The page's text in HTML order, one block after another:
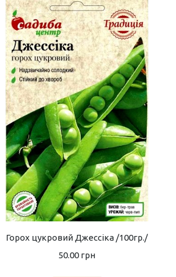
Горох цукровий Джессіка /100гр./
50.00 грн